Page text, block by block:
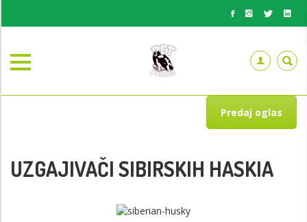
Predaj oglas
UZGAJIVAČI SIBIRSKIH HASKIA